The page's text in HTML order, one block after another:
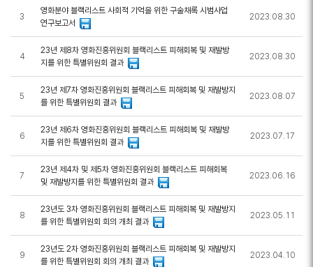
3
영화분야 블랙리스트 사회적 기억을 위한 구술채록 시범사업
연구보고서
2023.08.30
4
23년 제8차 영화진흥위원회 블랙리스트 피해회복 및 재발방
지를 위한 특별위원회 결과
2023.08.30
5
23년 제7차 영화진흥위원회 블랙리스트 피해회복 및 재발방지
를 위한 특별위원회 결과
2023.08.07
6
23년 제6차 영화진흥위원회 블랙리스트 피해회복 및 재발방
지를 위한 특별위원회 결과
2023.07.17
7
23년 제4차 및 제5차 영화진흥위원회 블랙리스트 피해회복
및 재발방지를 위한 특별위원회 결과
2023.06.16
8
23년도 3차 영화진흥위원회 블랙리스트 피해회복 및 재발방지
를 위한 특별위원회 회의 개최 결과
2023.05.11
9
23년도 2차 영화진흥위원회 블랙리스트 피해회복 및 재발방지
를 위한 특별위원회 회의 개최 결과
2023.04.10